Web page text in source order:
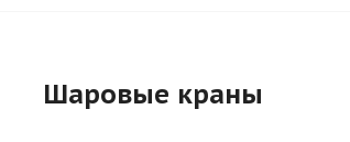
Шаровые краны